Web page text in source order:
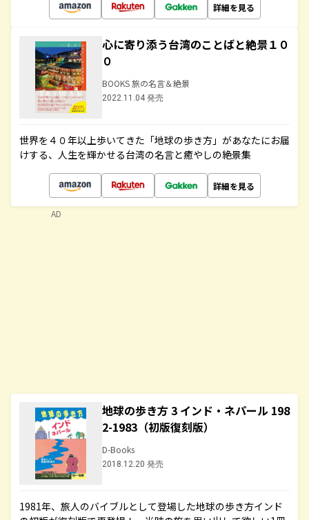
詳細を見る
心に寄り添う台湾のことばと絶景１０
０
BOOKS 旅の名言＆絶景
2022.11.04 発売
世界を４０年以上歩いてきた「地球の歩き方」があなたにお届
けする、人生を輝かせる台湾の名言と癒やしの絶景集
詳細を見る
地球の歩き方 3 インド・ネパール 198
2-1983（初版復刻版）
D-Books
2018.12.20 発売
1981年、旅人のバイブルとして登場した地球の歩き方インド
AD